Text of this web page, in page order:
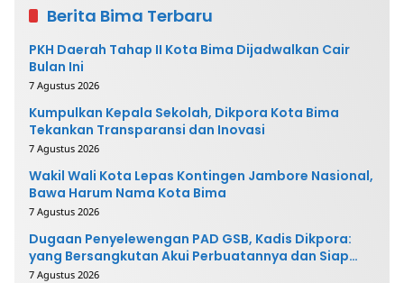
Berita Bima Terbaru
PKH Daerah Tahap II Kota Bima Dijadwalkan Cair
Bulan Ini
7 Agustus 2026
Kumpulkan Kepala Sekolah, Dikpora Kota Bima
Tekankan Transparansi dan Inovasi
7 Agustus 2026
Wakil Wali Kota Lepas Kontingen Jambore Nasional,
Bawa Harum Nama Kota Bima
7 Agustus 2026
Dugaan Penyelewengan PAD GSB, Kadis Dikpora:
yang Bersangkutan Akui Perbuatannya dan Siap
Mengembalikan Uang
7 Agustus 2026